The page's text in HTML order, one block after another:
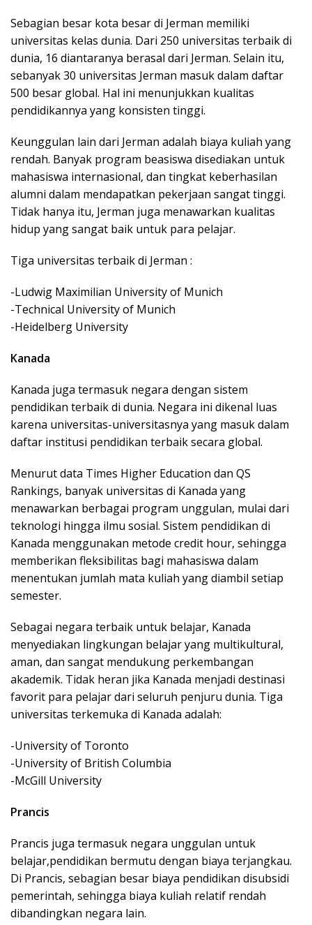
Sebagian besar kota besar di Jerman memiliki
universitas kelas dunia. Dari 250 universitas terbaik di
dunia, 16 diantaranya berasal dari Jerman. Selain itu,
sebanyak 30 universitas Jerman masuk dalam daftar
500 besar global. Hal ini menunjukkan kualitas
pendidikannya yang konsisten tinggi.
Keunggulan lain dari Jerman adalah biaya kuliah yang
rendah. Banyak program beasiswa disediakan untuk
mahasiswa internasional, dan tingkat keberhasilan
alumni dalam mendapatkan pekerjaan sangat tinggi.
Tidak hanya itu, Jerman juga menawarkan kualitas
hidup yang sangat baik untuk para pelajar.
Tiga universitas terbaik di Jerman :
-Ludwig Maximilian University of Munich
-Technical University of Munich
-Heidelberg University
Kanada
Kanada juga termasuk negara dengan sistem
pendidikan terbaik di dunia. Negara ini dikenal luas
karena universitas-universitasnya yang masuk dalam
daftar institusi pendidikan terbaik secara global.
Menurut data Times Higher Education dan QS
Rankings, banyak universitas di Kanada yang
menawarkan berbagai program unggulan, mulai dari
teknologi hingga ilmu sosial. Sistem pendidikan di
Kanada menggunakan metode credit hour, sehingga
memberikan fleksibilitas bagi mahasiswa dalam
menentukan jumlah mata kuliah yang diambil setiap
semester.
Sebagai negara terbaik untuk belajar, Kanada
menyediakan lingkungan belajar yang multikultural,
aman, dan sangat mendukung perkembangan
akademik. Tidak heran jika Kanada menjadi destinasi
favorit para pelajar dari seluruh penjuru dunia. Tiga
universitas terkemuka di Kanada adalah:
-University of Toronto
-University of British Columbia
-McGill University
Prancis
Prancis juga termasuk negara unggulan untuk
belajar,pendidikan bermutu dengan biaya terjangkau.
Di Prancis, sebagian besar biaya pendidikan disubsidi
pemerintah, sehingga biaya kuliah relatif rendah
dibandingkan negara lain.